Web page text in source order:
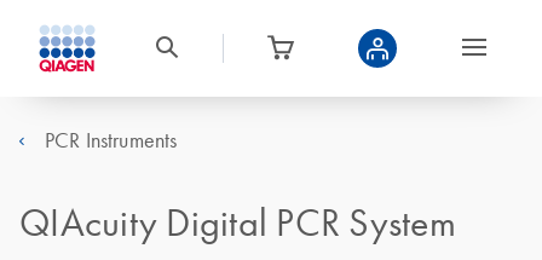
PCR Instruments
QIAcuity Digital PCR System